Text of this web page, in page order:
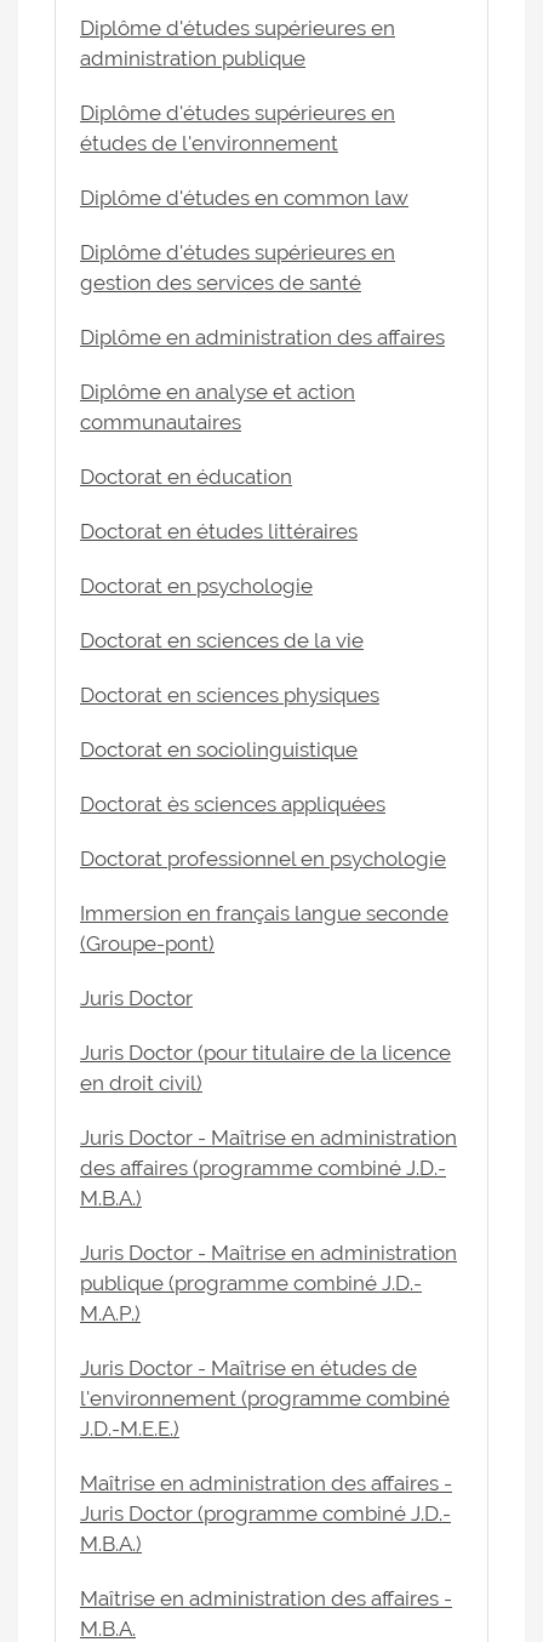
Diplôme d'études supérieures en
administration publique
Diplôme d'études supérieures en
études de l'environnement
Diplôme d'études en common law
Diplôme d'études supérieures en
gestion des services de santé
Diplôme en administration des affaires
Diplôme en analyse et action
communautaires
Doctorat en éducation
Doctorat en études littéraires
Doctorat en psychologie
Doctorat en sciences de la vie
Doctorat en sciences physiques
Doctorat en sociolinguistique
Doctorat ès sciences appliquées
Doctorat professionnel en psychologie
Immersion en français langue seconde
(Groupe-pont)
Juris Doctor
Juris Doctor (pour titulaire de la licence
en droit civil)
Juris Doctor - Maîtrise en administration
des affaires (programme combiné J.D.-
M.B.A.)
Juris Doctor - Maîtrise en administration
publique (programme combiné J.D.-
M.A.P.)
Juris Doctor - Maîtrise en études de
l'environnement (programme combiné
J.D.-M.E.E.)
Maîtrise en administration des affaires -
Juris Doctor (programme combiné J.D.-
M.B.A.)
Maîtrise en administration des affaires -
M.B.A.